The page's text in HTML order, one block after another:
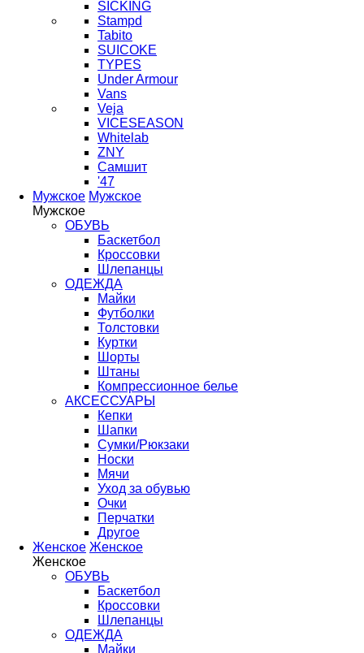
SICKING
Stampd
Tabito
SUICOKE
TYPES
Under Armour
Vans
Veja
VICESEASON
Whitelab
ZNY
Самшит
'47
Мужское Мужское
Мужское
ОБУВЬ
Баскетбол
Кроссовки
Шлепанцы
ОДЕЖДА
Майки
Футболки
Толстовки
Куртки
Шорты
Штаны
Компрессионное белье
АКСЕССУАРЫ
Кепки
Шапки
Сумки/Рюкзаки
Носки
Мячи
Уход за обувью
Очки
Перчатки
Другое
Женское Женское
Женское
ОБУВЬ
Баскетбол
Кроссовки
Шлепанцы
ОДЕЖДА
Майки